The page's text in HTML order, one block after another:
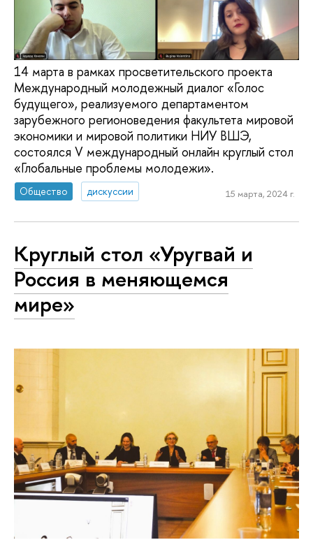
14 марта в рамках просветительского проекта
Международный молодежный диалог «Голос
будущего», реализуемого департаментом
зарубежного регионоведения факультета мировой
экономики и мировой политики НИУ ВШЭ,
состоялся V международный онлайн круглый стол
«Глобальные проблемы молодежи».
Общество дискуссии 15 марта, 2024 г.
Круглый стол «Уругвай и
Россия в меняющемся
мире»